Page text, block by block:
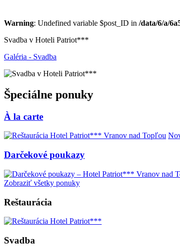
Warning: Undefined variable $post_ID in /data/6/a/
Svadba v Hoteli Patriot***
Galéria - Svadba
Špeciálne ponuky
À la carte
Darčekové poukazy
Zobraziť všetky ponuky
Reštaurácia
Svadba